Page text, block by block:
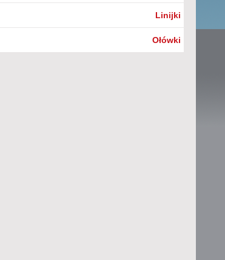
Linijki
Ołówki